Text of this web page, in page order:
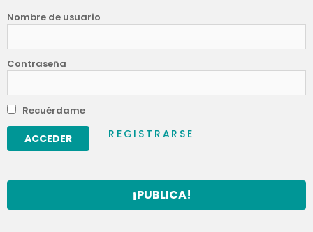
Nombre de usuario
Contraseña
Recuérdame
REGISTRARSE
¡PUBLICA!